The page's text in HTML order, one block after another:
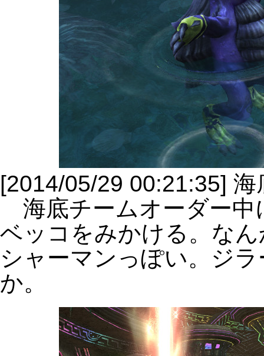
[2014/05/29 00:21:35] 海
海底チームオーダー中
ベッコをみかける。な
シャーマンっぽい。ジ
か。